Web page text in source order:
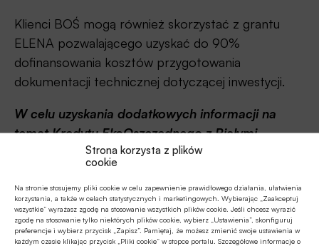
Strona korzysta z plików
cookie
Na stronie stosujemy pliki cookie w celu zapewnienie prawidłowego działania, ułatwienia
korzystania, a także w celach statystycznych i marketingowych. Wybierając „Zaakceptuj
wszystkie” wyrażasz zgodę na stosowanie wszystkich plików cookie. Jeśli chcesz wyrazić
zgodę na stosowanie tylko niektórych plików cookie, wybierz „Ustawienia”, skonfiguruj
preferencje i wybierz przycisk „Zapisz”. Pamiętaj, że możesz zmienić swoje ustawienia w
każdym czasie klikając przycisk „Pliki cookie” w stopce portalu. Szczegółowe informacje o
Klienci BOŚ mogą również skorzystać z grantu
ELENA pozwalającego uzyskać do 90%
dofinansowania kosztów przygotowania
dokumentacji technicznej dotyczącej inwestycji.
W celu uzyskania dodatkowych informacji na
temat Kredytu EkoOszczędnego z Białymi
Certyfikatami BOŚ zaprasza nastronę
.
Źródło:Bank Ochrony Środowiska / BOŚ Bank